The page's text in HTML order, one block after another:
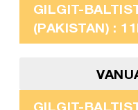
GILGIT-
(PAKISTAN) :
GILGIT-